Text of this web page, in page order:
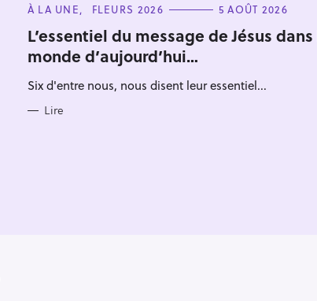
C
T
E
G
O
I
S
À LA UNE FLEURS 2026 5 AOÛT 2026
L’essentiel du message de Jésus
monde d’aujourd’hui…
Six d'entre nous, nous disent leur essentiel...
Lire